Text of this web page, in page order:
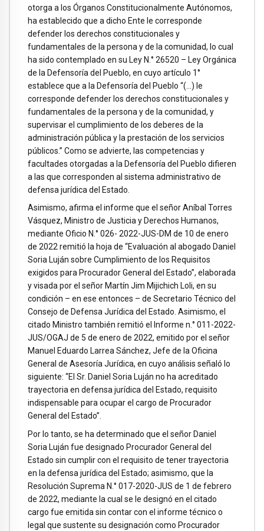
otorga a los Órganos Constitucionalmente Autónomos,
ha establecido que a dicho Ente le corresponde
defender los derechos constitucionales y
fundamentales de la persona y de la comunidad, lo cual
ha sido contemplado en su Ley N.° 26520 – Ley Orgánica
de la Defensoría del Pueblo, en cuyo artículo 1°
establece que a la Defensoría del Pueblo “(…) le
corresponde defender los derechos constitucionales y
fundamentales de la persona y de la comunidad, y
supervisar el cumplimiento de los deberes de la
administración pública y la prestación de los servicios
públicos.” Como se advierte, las competencias y
facultades otorgadas a la Defensoría del Pueblo difieren
a las que corresponden al sistema administrativo de
defensa jurídica del Estado.
Asimismo, afirma el informe que el señor Aníbal Torres
Vásquez, Ministro de Justicia y Derechos Humanos,
mediante Oficio N.° 026- 2022-JUS-DM de 10 de enero
de 2022 remitió la hoja de “Evaluación al abogado Daniel
Soria Luján sobre Cumplimiento de los Requisitos
exigidos para Procurador General del Estado”, elaborada
y visada por el señor Martín Jim Mijichich Loli, en su
condición – en ese entonces – de Secretario Técnico del
Consejo de Defensa Jurídica del Estado. Asimismo, el
citado Ministro también remitió el Informe n.° 011-2022-
JUS/OGAJ de 5 de enero de 2022, emitido por el señor
Manuel Eduardo Larrea Sánchez, Jefe de la Oficina
General de Asesoría Jurídica, en cuyo análisis señaló lo
siguiente: “El Sr. Daniel Soria Luján no ha acreditado
trayectoria en defensa jurídica del Estado, requisito
indispensable para ocupar el cargo de Procurador
General del Estado”.
Por lo tanto, se ha determinado que el señor Daniel
Soria Luján fue designado Procurador General del
Estado sin cumplir con el requisito de tener trayectoria
en la defensa jurídica del Estado; asimismo, que la
Resolución Suprema N.° 017-2020-JUS de 1 de febrero
de 2022, mediante la cual se le designó en el citado
cargo fue emitida sin contar con el informe técnico o
legal que sustente su designación como Procurador